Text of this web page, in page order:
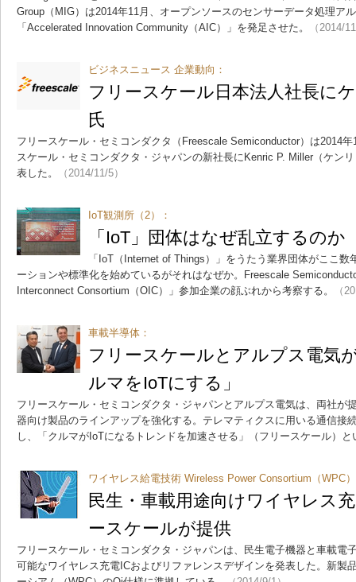
Group（MIG）は2014年11月、オープンソースのセンサーデータ処理ア
「Accelerated Innovation Community（AIC）」を発足させた。
（2014/
ビジネスニュース 企業動向：
フリースケール日本法人社長に
氏
フリースケール・セミコンダクタ（Freescale Semiconductor）は2014
スケール・セミコンダクタ・ジャパンの新社長にKenric P. Miller（ケン
表した。
（2014/11/5）
IoT観測所（2）：
「IoT」団体はなぜ乱立するのか
「IoT（Internet of Things）」をうたう業界団体がここ
ーションや標準化を始めているがそれはなぜか。Freescale
Interconnect Consortium（OIC）」参加企業の顔ぶれから考察する。
（
車載半導体：
フリースケールとアルプス電気
ルマをIoTにする」
フリースケール・セミコンダクタ・ジャパンとアルプス電気は、両社が
器向け製品のラインアップを強化する。テレマティクスに用いる通信接
し、「クルマがIoTになるトレンドを加速させる」（フリースケール）と
ワイヤレス給電技術 Wireless Power Consortium（WPC
民生・車載用途向けワイヤレス
ースケールが提供
フリースケール・セミコンダクタ・ジャパンは、民生電子機器と車載電
可能なワイヤレス充電ICおよびリファレンスデザインを発表した。新製